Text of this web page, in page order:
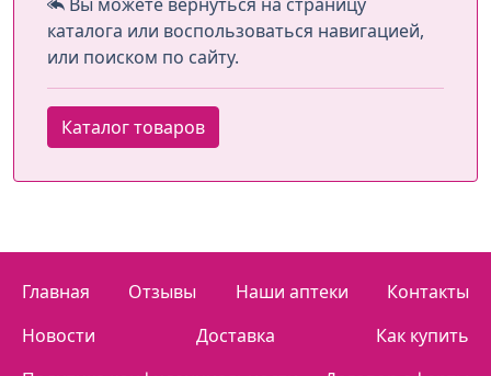
каталога или воспользоваться навигацией,
или поиском по сайту.
Каталог товаров
Главная Отзывы Наши аптеки
Контакты
Новости
Доставка
Как купить